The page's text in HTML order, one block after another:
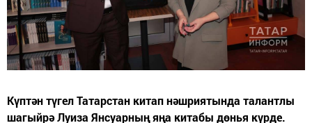
Күптән түгел Татарстан китап нәшриятында талантлы
шагыйрә Луиза Янсуарның яңа китабы дөнья күрде.